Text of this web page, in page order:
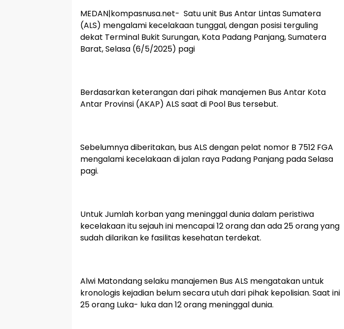
MEDAN|kompasnusa.net- Satu unit Bus Antar Lintas Sumatera
(ALS) mengalami kecelakaan tunggal, dengan posisi terguling
dekat Terminal Bukit Surungan, Kota Padang Panjang, Sumatera
Barat, Selasa (6/5/2025) pagi
Berdasarkan keterangan dari pihak manajemen Bus Antar Kota
Antar Provinsi (AKAP) ALS saat di Pool Bus tersebut.
Sebelumnya diberitakan, bus ALS dengan pelat nomor B 7512 FGA
mengalami kecelakaan di jalan raya Padang Panjang pada Selasa
pagi.
Untuk Jumlah korban yang meninggal dunia dalam peristiwa
kecelakaan itu sejauh ini mencapai 12 orang dan ada 25 orang yang
sudah dilarikan ke fasilitas kesehatan terdekat.
Alwi Matondang selaku manajemen Bus ALS mengatakan untuk
kronologis kejadian belum secara utuh dari pihak kepolisian. Saat ini
25 orang Luka- luka dan 12 orang meninggal dunia.